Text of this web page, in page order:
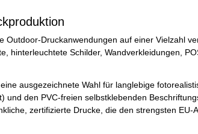
Outdoor-Druckanwendungen auf einer Vielzahl
hinterleuchtete Schilder, Wandverkleidungen,
ausgezeichnete Wahl für langlebige
und den PVC-freien selbstklebenden
zertifizierte Drucke, die den strengsten EU-